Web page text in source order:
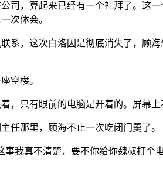
司，算起来已经有一个礼拜了。这
次体会。
系，这次白洛因是彻底消失了，顾
空楼。
，只有眼前的电脑是开着的。屏幕
任那里，顾海不止一次吃闭门羹了。
事我真不清楚，要不你给你魏叔打个